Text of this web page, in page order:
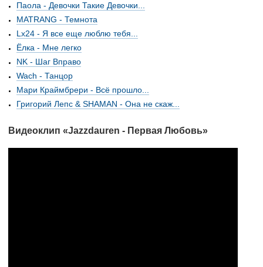
Паола - Девочки Такие Девочки...
MATRANG - Темнота
Lx24 - Я все еще люблю тебя...
Ёлка - Мне легко
NK - Шаг Вправо
Wach - Танцор
Мари Краймбрери - Всё прошло...
Григорий Лепс & SHAMAN - Она не скаж...
Видеоклип «Jazzdauren - Первая Любовь»